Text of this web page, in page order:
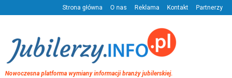
Strona główna O nas Reklama Kontakt Partnerzy
Nowoczesna platforma wymiany informacji branży jubilerskiej.